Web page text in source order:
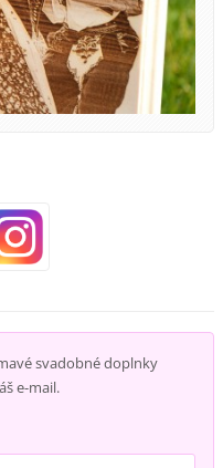
svadobné doplnky
e-mail.